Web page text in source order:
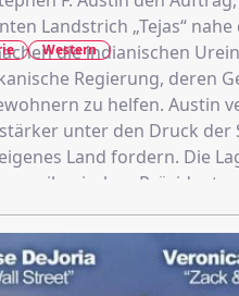
Landstrich „Tejas“
die indianischen
Regierung, deren
zu helfen. Austin
unter den Druck der
Land fordern. Die
Loyalität, später auch
Auseinandersetzungen
Western